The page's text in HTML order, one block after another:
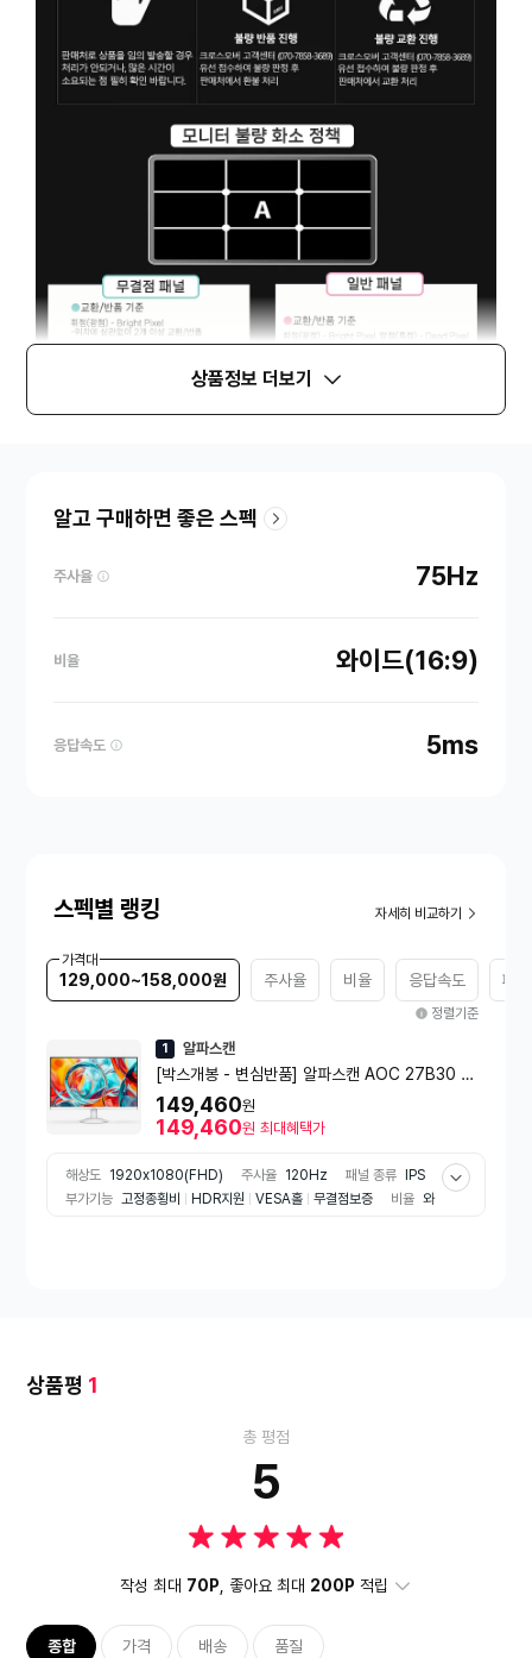
상품정보 더보기
알고 구매하면 좋은 스펙
주사율 75Hz
비율 와이드(16:9)
응답속도 5ms
스펙별 랭킹 자세히 비교하기
가격대
129,000~158,000원 주사율 비율 응답속도 패
정렬기준
1 알파스캔
[박스개봉 - 변심반품] 알파스캔 AOC 27B30 화
이트 보더리스 IPS 120 시력보호 무결점
149,460원
149,460원 최대혜택가
해상도 1920x1080(FHD) 주사율 120Hz 패널 종류
IPS
부가기능 고정종횡비 HDR지원 VESA홀 무결점보증 비율 와
상품평 1
총 평점
5
작성 최대 70P, 좋아요 최대 200P 적립
종합 가격 배송 품질